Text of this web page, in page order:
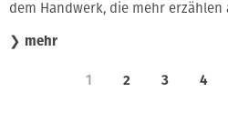
dem Handwerk, die mehr
❯ mehr
1 2 3 4